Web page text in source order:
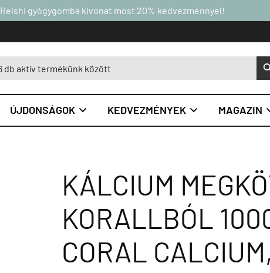
Reishi gyógygomba kivonat most 20% kedvezménnyel!
ÚJDONSÁGOK  KEDVEZMÉNYEK  MAGAZIN
KÁLCIUM
KORALLBÓL
CORAL